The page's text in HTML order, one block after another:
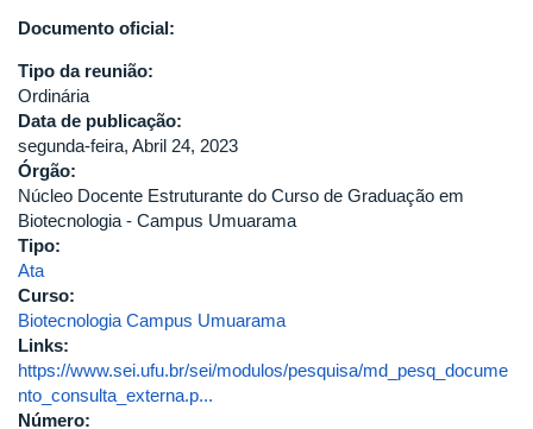
Documento oficial:
Tipo da reunião:
Ordinária
Data de publicação:
segunda-feira, Abril 24, 2023
Órgão:
Núcleo Docente Estruturante do Curso de Graduação em
Biotecnologia - Campus Umuarama
Tipo:
Ata
Curso:
Biotecnologia Campus Umuarama
Links:
https://www.sei.ufu.br/sei/modulos/pesquisa/md_pesq_docume
nto_consulta_externa.p...
Número: